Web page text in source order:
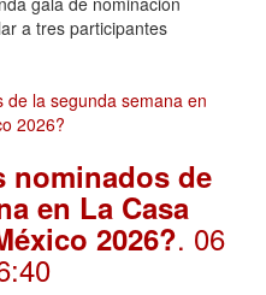
a tres participantes
nominados de
en La Casa
2026?. 06